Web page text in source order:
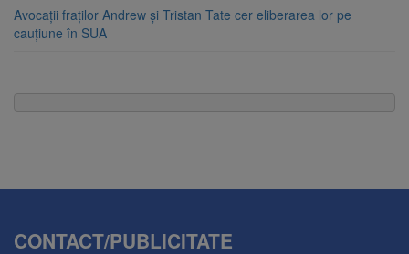
Avocații fraților Andrew și Tristan Tate cer eliberarea lor pe
cauțiune în SUA
CONTACT/PUBLICITATE